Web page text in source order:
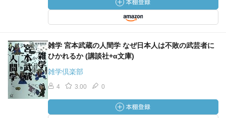
雑学 宮本武蔵の人間学 なぜ日本人は不敗の武芸者に
ひかれるか (講談社+α文庫)
雑学倶楽部
4 3.00 0